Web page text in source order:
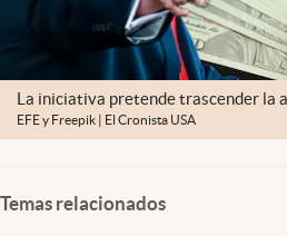
La iniciativa pretende trascender la
EFE y Freepik | El Cronista USA
Temas relacionados